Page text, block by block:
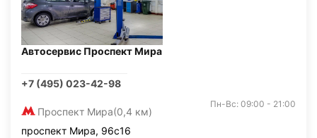
Автосервис Проспект Мира
+7 (495) 023-42-98
Проспект Мира(0,4 км)
Пн-Вс: 09:00 - 21:00
проспект Мира, 96с16